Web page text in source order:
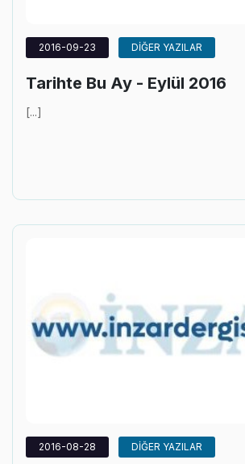
2016-09-23 DİĞER YAZILAR
Tarihte Bu Ay - Eylül 2016
[...]
2016-08-28 DİĞER YAZILAR